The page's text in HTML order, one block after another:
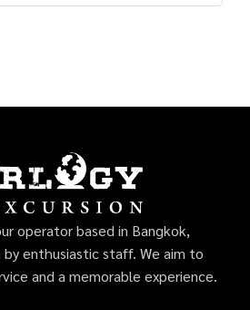
operator based in Bangkok,
by enthusiastic staff. We aim to
and a memorable experience.